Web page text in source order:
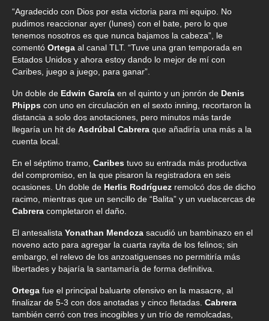
“Agradecido con Dios por esta victoria para mi equipo. No
pudimos reaccionar ayer (lunes) con el bate, pero lo que
tenemos nosotros es que nunca bajamos la cabeza”, le
comentó Ortega al canal TLT. “Tuve una gran temporada en
Estados Unidos y ahora estoy dando lo mejor de mí con
Caribes, juego a juego, para ganar”.
Un doble de Edwin García en el quinto y un jonrón de Denis
Phipps con uno en circulación en el sexto inning, recortaron la
distancia a solo dos anotaciones, pero minutos más tarde
llegaría un hit de Asdrúbal Cabrera que añadiría una más a la
cuenta local.
En el séptimo tramo, Caribes tuvo su entrada más productiva
del compromiso, en la que pisaron la registradora en seis
ocasiones. Un doble de Herlis Rodríguez remolcó dos de dicho
racimo, mientras que un sencillo de “Balita” y un vuelacercas de
Cabrera completaron el daño.
El antesalista Yonathan Mendoza sacudió un bambinazo en el
noveno acto para agregar la cuarta rayita de los felinos; sin
embargo, el relevo de los anzoatiguenses no permitiría más
libertades y bajaría la santamaría de forma definitiva.
Ortega fue el principal baluarte ofensivo en la masacre, al
finalizar de 5-3 con dos anotadas y cinco fletadas. Cabrera
también cerró con tres incogibles y un trío de remolcadas,